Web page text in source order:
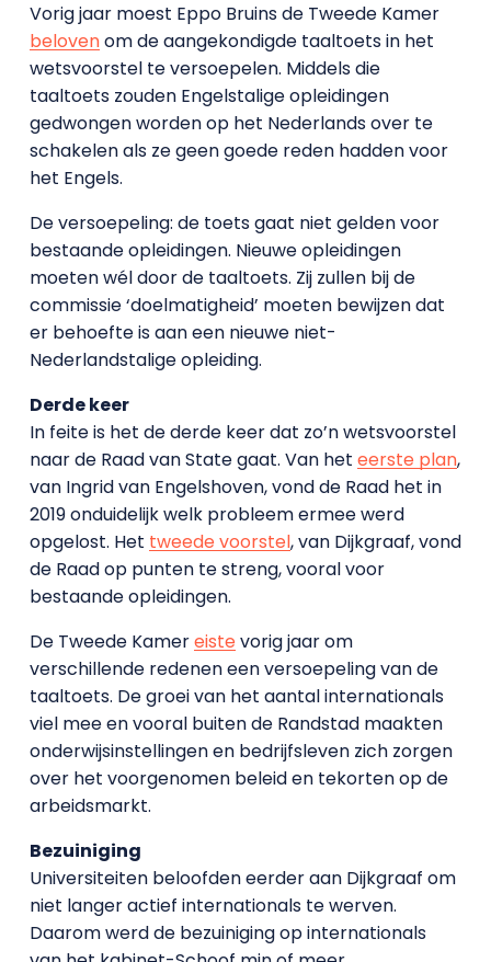
Vorig jaar moest Eppo Bruins de Tweede Kamer
belovenom de aangekondigde taaltoets in het
wetsvoorstel te versoepelen. Middels die
taaltoets zouden Engelstalige opleidingen
gedwongen worden op het Nederlands over te
schakelen als ze geen goede reden hadden voor
het Engels.
De versoepeling: de toets gaat niet gelden voor
bestaande opleidingen. Nieuwe opleidingen
moeten wél door de taaltoets. Zij zullen bij de
commissie ‘doelmatigheid’ moeten bewijzen dat
er behoefte is aan een nieuwe niet-
Nederlandstalige opleiding.
Derde keer
In feite is het de derde keer dat zo’n wetsvoorstel
naar de Raad van State gaat. Van het eerste plan,
van Ingrid van Engelshoven, vond de Raad het in
2019 onduidelijk welk probleem ermee werd
opgelost. Het tweede voorstel, van Dijkgraaf, vond
de Raad op punten te streng, vooral voor
bestaande opleidingen.
De Tweede Kamereistevorig jaar om
verschillende redenen een versoepeling van de
taaltoets. De groei van het aantal internationals
viel mee en vooral buiten de Randstad maakten
onderwijsinstellingen en bedrijfsleven zich zorgen
over het voorgenomen beleid en tekorten op de
arbeidsmarkt.
Bezuiniging
Universiteiten beloofden eerder aan Dijkgraaf om
niet langer actief internationals te werven.
Daarom werd de bezuiniging op internationals